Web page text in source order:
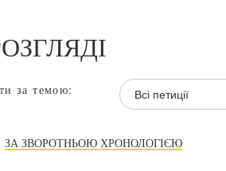
за темою: Всі петиції
ЗА ЗВОРОТНЬОЮ ХРОНОЛОГІЄЮ